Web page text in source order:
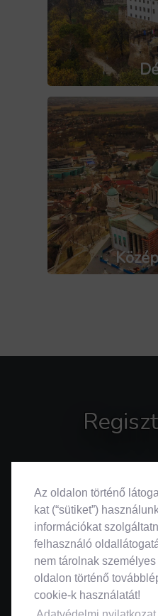
Az oldalon történő
kat (“sütiket”)
információkat
felhasználó
nem tárolnak
oldalon történő
cookie-k használatát!